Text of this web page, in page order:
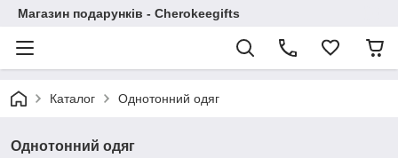
Магазин подарунків - Cherokeegifts
Каталог Однотонний одяг
Однотонний одяг